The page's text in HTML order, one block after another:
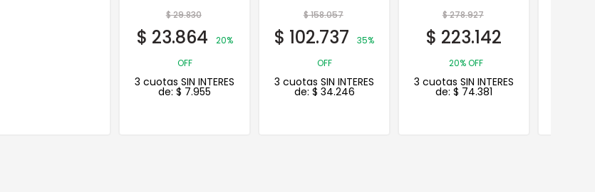
$158.057
$102.737
35%
OFF
3 cuotas SIN INTERES
de:$34.246
$278.927
$223.142
20% OFF
3 cuotas SIN INTERES
de:$ 74.381
$227.918
148.147
35%
OFF
3 cuotas SIN INTERES
de: $49.382